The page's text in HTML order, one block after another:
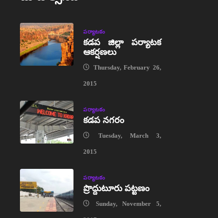
పర్యాటకం
కడప జిల్లా పర్యాటక
ఆకర్షణలు
Thursday, February 26,
2015
పర్యాటకం
కడప నగరం
Tuesday, March 3,
2015
పర్యాటకం
ప్రొద్దుటూరు పట్టణం
Sunday, November 5,